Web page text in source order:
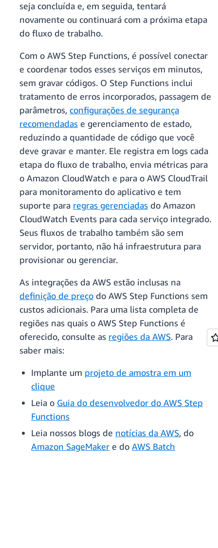
seja concluída e, em seguida, tentará
novamente ou continuará com a próxima etapa
do fluxo de trabalho.
Com o AWS Step Functions, é possível conectar
e coordenar todos esses serviços em minutos,
sem gravar códigos. O Step Functions inclui
tratamento de erros incorporados, passagem de
parâmetros, configurações de segurança
recomendadas e gerenciamento de estado,
reduzindo a quantidade de código que você
deve gravar e manter. Ele registra em logs cada
etapa do fluxo de trabalho, envia métricas para
o Amazon CloudWatch e para o AWS CloudTrail
para monitoramento do aplicativo e tem
suporte para regras gerenciadas do Amazon
CloudWatch Events para cada serviço integrado.
Seus fluxos de trabalho também são sem
servidor, portanto, não há infraestrutura para
provisionar ou gerenciar.
As integrações da AWS estão inclusas na
definição de preço do AWS Step Functions sem
custos adicionais. Para uma lista completa de
regiões nas quais o AWS Step Functions é
oferecido, consulte as regiões da AWS. Para
saber mais:
Implante um projeto de amostra em um
clique
Leia o Guia do desenvolvedor do AWS Step
Functions
Leia nossos blogs de notícias da AWS, do
Amazon SageMaker e do AWS Batch